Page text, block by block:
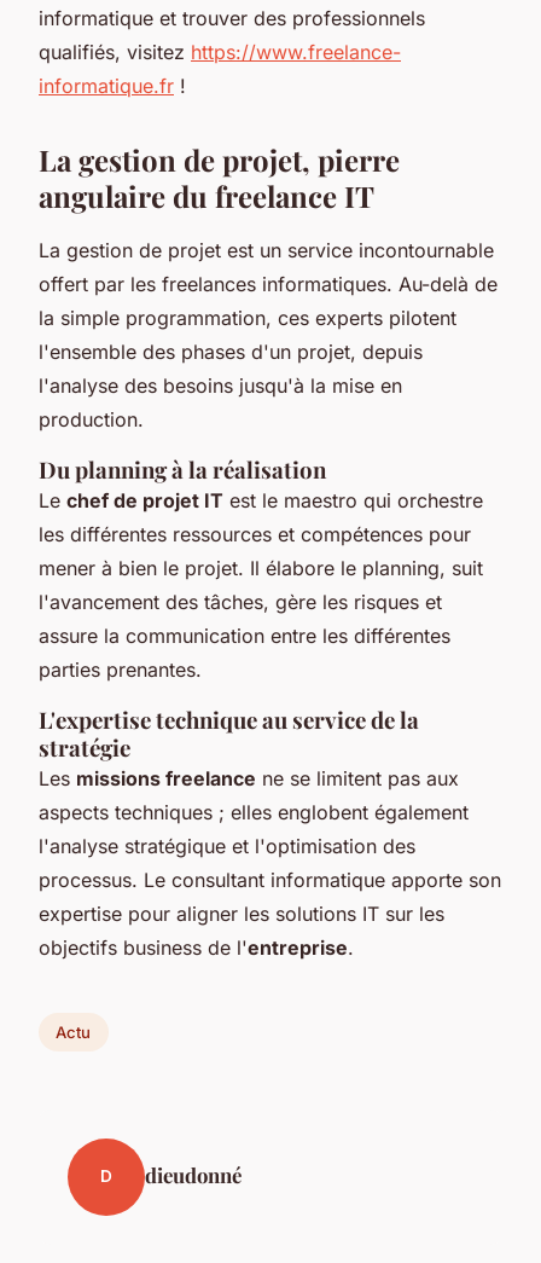
informatique et trouver des professionnels
qualifiés, visitez https://www.freelance-
informatique.fr !
La gestion de projet, pierre
angulaire du freelance IT
La gestion de projet est un service incontournable
offert par les freelances informatiques. Au-delà de
la simple programmation, ces experts pilotent
l'ensemble des phases d'un projet, depuis
l'analyse des besoins jusqu'à la mise en
production.
Du planning à la réalisation
Le chef de projet IT est le maestro qui orchestre
les différentes ressources et compétences pour
mener à bien le projet. Il élabore le planning, suit
l'avancement des tâches, gère les risques et
assure la communication entre les différentes
parties prenantes.
L'expertise technique au service de la
stratégie
Les missions freelance ne se limitent pas aux
aspects techniques ; elles englobent également
l'analyse stratégique et l'optimisation des
processus. Le consultant informatique apporte son
expertise pour aligner les solutions IT sur les
objectifs business de l'entreprise.
Actu
D dieudonné